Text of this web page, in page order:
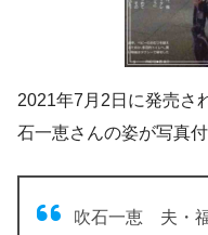
2021年7月2日に発売さ
石一恵さんの姿が写真
吹石一恵 夫・